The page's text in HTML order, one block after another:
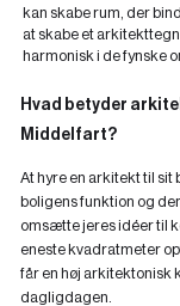
kan skabe rum, der
at skabe et
harmonisk i de fynske
Hvad betyder
Middelfart?
At hyre en arkitekt til
boligens funktion og
omsætte jeres idéer til
eneste kvadratmeter
får en høj arkitektonisk
dagligdagen.